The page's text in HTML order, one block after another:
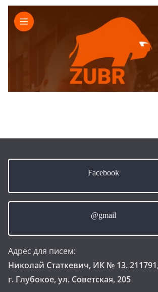
Facebook
@gmail
Адрес для писем:
Николай Статкевич, ИК № 13.
г. Глубокое, ул. Советская, 205